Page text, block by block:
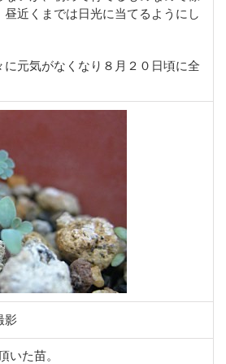
近くまでは日光に当てるようにし
に元気がなくなり８月２０日頃に全
影
いた苗。